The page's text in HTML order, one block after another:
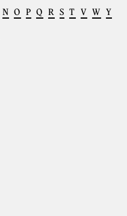
N O P Q R S T V W Y